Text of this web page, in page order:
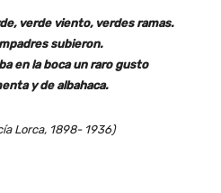
verde viento, verdes ramas.
subieron.
en la boca un raro gusto
y de albahaca.
Lorca, 1898- 1936)